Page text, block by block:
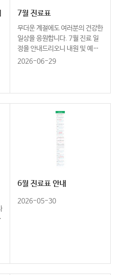
7월 진료표
무더운 계절에도 여러분의 건강한
일상을 응원합니다. 7월 진료 일
정을 안내드리오니 내원 및 예약
에 참고하시기 바랍니다. 감사합
2026-06-29
6월 진료표 안내
2026-05-30